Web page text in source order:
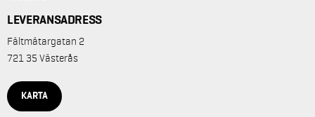
LEVERANSADRESS
Fältmätargatan 2
721 35 Västerås
KARTA